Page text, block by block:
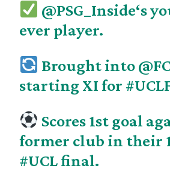
@PSG_Inside‘s
ever player.
Brought into
starting XI for
Scores 1st goal
former club in their
#UCLfinal.